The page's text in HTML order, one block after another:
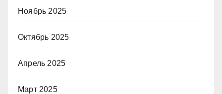
Ноябрь 2025
Октябрь 2025
Апрель 2025
Март 2025